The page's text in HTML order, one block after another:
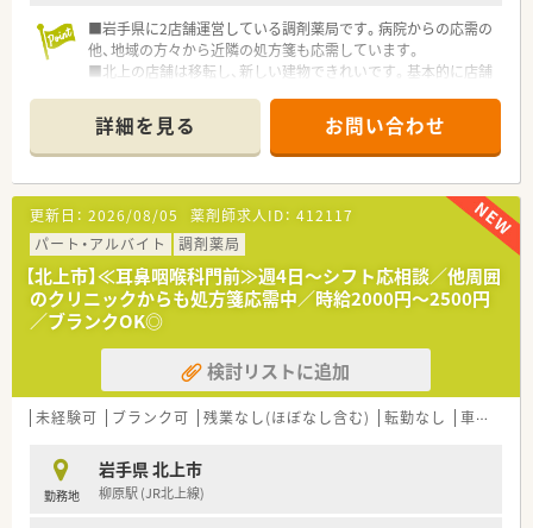
■岩手県に2店舗運営している調剤薬局です。病院からの応需の
他、地域の方々から近隣の処方箋も応需しています。
■北上の店舗は移転し、新しい建物できれいです。基本的に店舗
■調剤室の同線も考慮し、働きやすい環境が整っています。待合
室も広くゆったりしています。
■ベテランの薬剤師をはじめ、幅広い年齢層の薬剤師が勤務して
おります。
■男女比は女性の方が多い職場環境です。
■薬歴も投薬台含め十分に配置しており、ストレスなく勤務する
ことができます。
詳細を見る お問い合わせ
更新日： 2026/08/05 薬剤師求人ID： 412117
パート・アルバイト
調剤薬局
【北上市】≪耳鼻咽喉科門前≫週4日～シフト応相談／他周囲
のクリニックからも処方箋応需中／時給2000円～2500円
／ブランクOK◎
検討リストに追加
未経験可 ブランク可 残業なし(ほぼなし含む) 転勤なし 車通勤可
勤務地
岩手県 北上市
柳原駅 (JR北上線)